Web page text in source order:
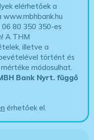
elérhetőek a
80 350 350-es
A THM
illetve a
történt és
módosulhat.
Bank Nyrt. függő
érhetőek el.